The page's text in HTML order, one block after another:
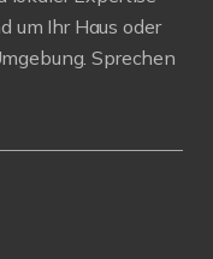
um Ihr Haus oder
Sprechen